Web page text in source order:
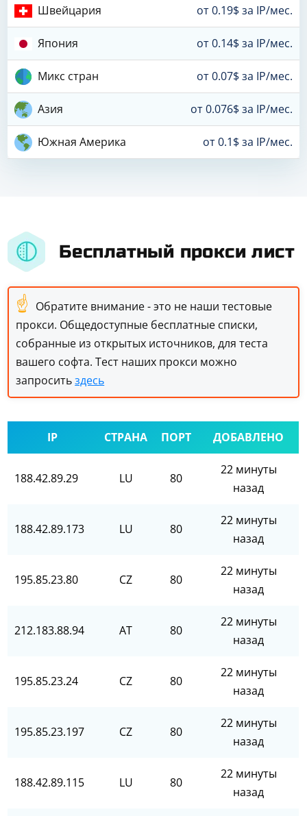
Швейцария от 0.19$ за IP/мес.
Япония от 0.14$ за IP/мес.
Микс стран от 0.07$ за IP/мес.
Азия от 0.076$ за IP/мес.
Южная Америка от 0.1$ за IP/мес.
Бесплатный прокси лист
☝ Обратите внимание - это не наши тестовые
прокси. Общедоступные бесплатные списки,
собранные из открытых источников, для теста
вашего софта. Тест наших прокси можно
запроситьздесь
IP СТРАНА ПОРТ ДОБАВЛЕНО
188.42.89.29 LU 80
22 минуты
назад
188.42.89.173 LU 80
22 минуты
назад
195.85.23.80 CZ 80
22 минуты
назад
212.183.88.94 AT 80
22 минуты
назад
195.85.23.24 CZ 80
22 минуты
назад
195.85.23.197 CZ 80
22 минуты
назад
188.42.89.115 LU 80
22 минуты
назад